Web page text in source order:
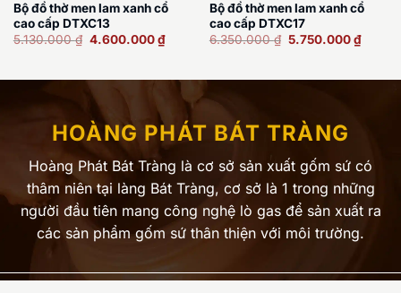
Bộ đồ thờ men lam xanh cổ
cao cấp DTXC13
5.130.000₫ Giá
4.600.000₫Giá
hiện
4.600.000 ₫.
Bộ đồ thờ men lam xanh cổ
cao cấp DTXC17
6.350.000₫ Giá
5.750.000₫Giá
hiện
HOÀNG PHÁT BÁT TRÀNG
Hoàng Phát Bát Tràng là cơ sở sản xuất gốm sứ có
thâm niên tại làng Bát Tràng, cơ sở là 1 trong những
người đầu tiên mang công nghệ lò gas để sản xuất ra
các sản phẩm gốm sứ thân thiện với môi trường.